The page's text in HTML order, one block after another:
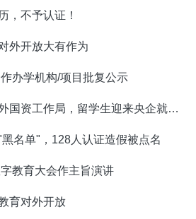
，不予认证！
外开放大有作为
办学机构/项目批复公示
重磅！国务院成立境外国资工作局，留学生迎来央企就业新机遇！
名单"，128人认证造假被点名
教育大会作主旨演讲
育对外开放